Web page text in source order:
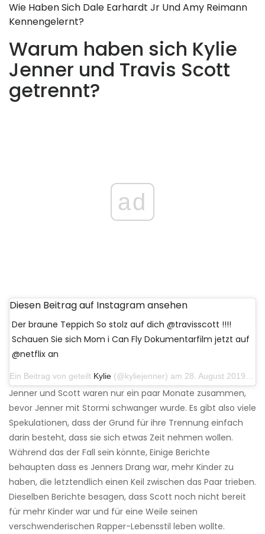
Wie Haben Sich Dale Earhardt Jr Und Amy Reimann
Kennengelernt?
Warum haben sich Kylie
Jenner und Travis Scott
getrennt?
ad
Diesen Beitrag auf Instagram ansehen
Der braune Teppich So stolz auf dich @travisscott !!!!
Schauen Sie sich Mom i Can Fly Dokumentarfilm jetzt auf
@netflix an
Ein Beitrag von geteilt Kylie (@kyliejenner) am 28. August 2019 um 11:50 Uhr PDT
Jenner und Scott waren nur ein paar Monate zusammen,
bevor Jenner mit Stormi schwanger wurde. Es gibt also viele
Spekulationen, dass der Grund für ihre Trennung einfach
darin besteht, dass sie sich etwas Zeit nehmen wollen.
Während das der Fall sein könnte, Einige Berichte
behaupten dass es Jenners Drang war, mehr Kinder zu
haben, die letztendlich einen Keil zwischen das Paar trieben.
Dieselben Berichte besagen, dass Scott noch nicht bereit
für mehr Kinder war und für eine Weile seinen
verschwenderischen Rapper-Lebensstil leben wollte.